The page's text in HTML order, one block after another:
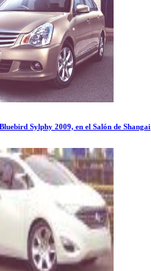
Sylphy 2009, en el Salón de Shangai